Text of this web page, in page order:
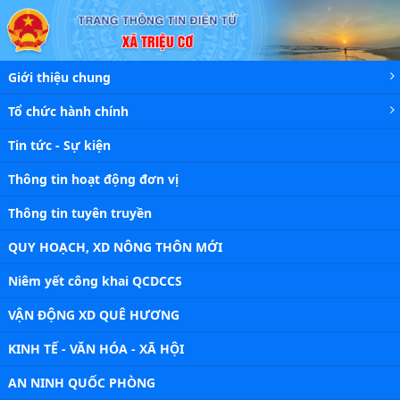
Chi tiết tin - Xã Triệu Cơ
Giới thiệu chung
Tổ chức hành chính
Tin tức - Sự kiện
Thông tin hoạt động đơn vị
Thông tin tuyên truyền
QUY HOẠCH, XD NÔNG THÔN MỚI
Niêm yết công khai QCDCCS
VẬN ĐỘNG XD QUÊ HƯƠNG
KINH TẾ - VĂN HÓA - XÃ HỘI
AN NINH QUỐC PHÒNG